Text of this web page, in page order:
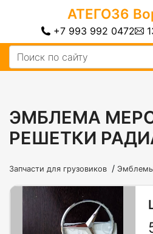
АТЕГО36
+7 993 992 0472
ЭМБЛЕМА
РЕШЕТКИ
Запчасти для грузовиков /